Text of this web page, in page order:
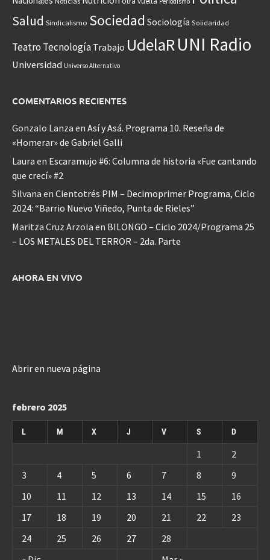
Salud Sindicalismo Sociedad Sociología Solidaridad
Teatro Tecnología Trabajo UdelaRUNI Radio
Universidad Universo Alternativo
COMENTARIOS RECIENTES
Gonzalo Lanza en Así y Asá. Programa 10. Reseña de
«Homerar» de Gabriel Galli
Laura en Escaramujo #6: Columna de historia «Fue cantando
que crecí» #2
Silvana en Cientotrés PIM – Decimoprimer Programa, Ciclo
2024: “Barrio Nuevo Viñedo, Punta de Rieles”
Maritza Cruz Arzola en BILONGO – Ciclo 2024/Programa 25
– LOS METALES DEL TERROR – 2da. Parte
AHORA EN VIVO
Abrir en nueva página
febrero 2025
L M X J V S D
1
2
3
4 5 6 7 8
9
10
11 12 13 14 15
16
17
18 19 20 21 22
23
24
25 26 27 28